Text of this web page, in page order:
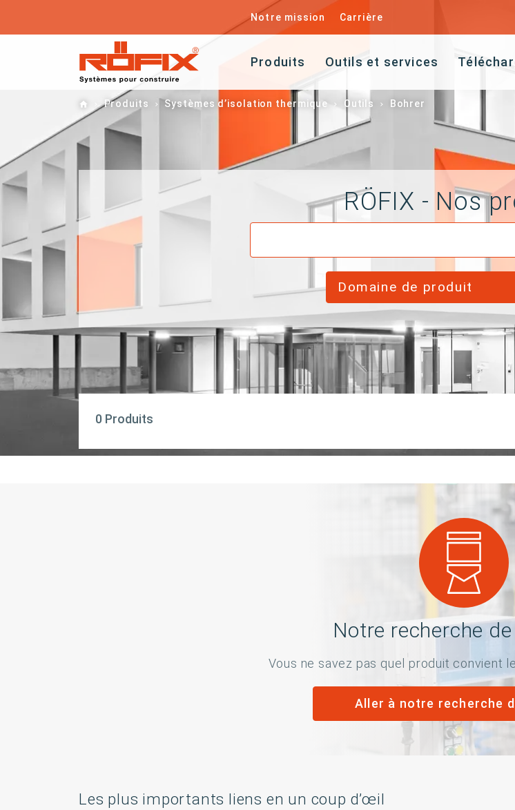
Notre mission Carrière
Produits Outils et services
Home
Produits Systèmes d’isolation thermique Outils Bohrer
RÖFIX - Nos
Domaine de produit
0 Produits
Notre recherche
Vous ne savez pas quel produit convient
Aller à notre recherche
Les plus importants liens en un coup d’œil